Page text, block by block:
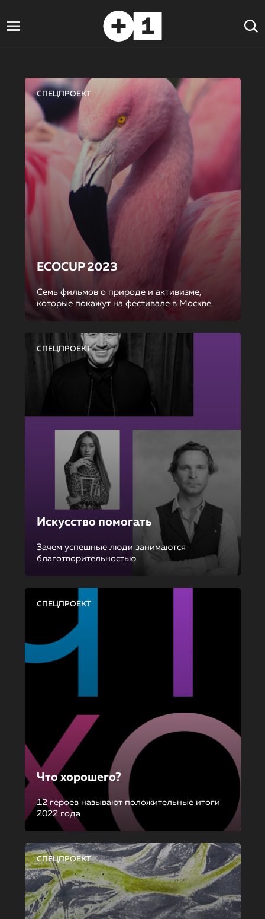
СПЕЦПРОЕКТ
ECOCUP 2023
Семь фильмов о природе и активизме,
которые покажут на фестивале в Москве
СПЕЦПРОЕКТ
Искусство помогать
Зачем успешные люди занимаются
благотворительностью
СПЕЦПРОЕКТ
Что хорошего?
12 героев называют положительные итоги
2022 года
СПЕЦПРОЕКТ